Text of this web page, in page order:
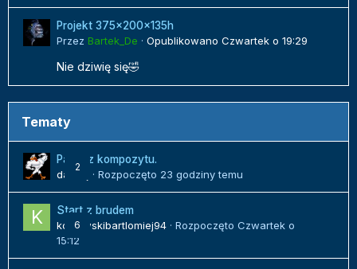
Projekt 375x200x135h
Przez Bartek_De · Opublikowano Czwartek o 19:29
Nie dziwię się🤣
Tematy
2
Panel z kompozytu.
danielj
· Rozpoczęto 23 godziny temu
6
Start z brudem
kozlowskibartlomiej94 · Rozpoczęto Czwartek o
15:12